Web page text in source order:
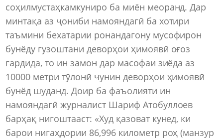
соҳилмустаҳкамкуниро ба миён меоранд. Дар
минтақа аз ҷониби намояндагӣ ба хотири
таъмини бехатарии ронандагону мусофирон
бунёду гузоштани деворҳои ҳимоявӣ оғоз
гардида, то ин замон дар масофаи зиёда аз
10000 метри тӯлонӣ чунин деворҳои ҳимоявӣ
бунёд шуданд. Доир ба фаъолияти ин
намояндагӣ журналист Шариф Атобуллоев
барҳақ нигоштааст: «Худ қазоват кунед, ки
барои нигаҳдории 86,996 километр роҳ (манзур